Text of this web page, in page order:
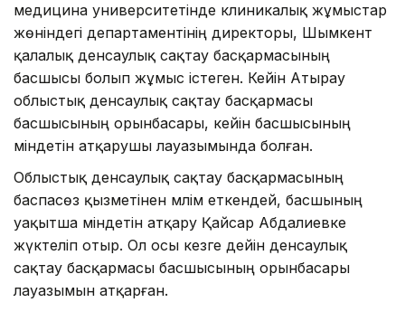
медицина университетінде клиникалық жұмыстар
жөніндегі департаментінің директоры, Шымкент
қалалық денсаулық сақтау басқармасының
басшысы болып жұмыс істеген. Кейін Атырау
облыстық денсаулық сақтау басқармасы
басшысының орынбасары, кейін басшысының
міндетін атқарушы лауазымында болған.
Облыстық денсаулық сақтау басқармасының
баспасөз қызметінен мәлім еткендей, басшының
уақытша міндетін атқару Қайсар Абдалиевке
жүктеліп отыр. Ол осы кезге дейін денсаулық
сақтау басқармасы басшысының орынбасары
лауазымын атқарған.